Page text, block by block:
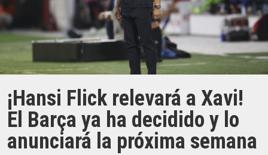
¡Hansi Flick relevará a Xavi!
El Barça ya ha decidido y lo
anunciará la próxima semana